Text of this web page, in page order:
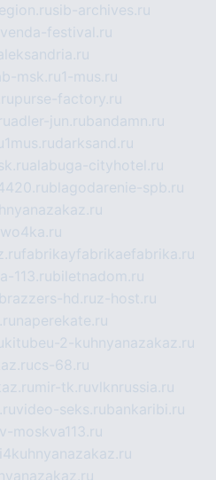
sib-archives.ru
venda-festival.ru
msk.ru1-mus.ru
purse-factory.ru
adler-jun.rubandamn.ru
1mus.rudarksand.ru
alabuga-cityhotel.ru
blagodarenie-spb.ru
fabrikayfabrikaefabrika.ru
113.rubiletnadom.ru
brazzers-hd.ruz-host.ru
naperekate.ru
kitubeu-2-kuhnyanazakaz.ru
cs-68.ru
mir-tk.ruvlknrussia.ru
video-seks.rubankaribi.ru
moskva113.ru